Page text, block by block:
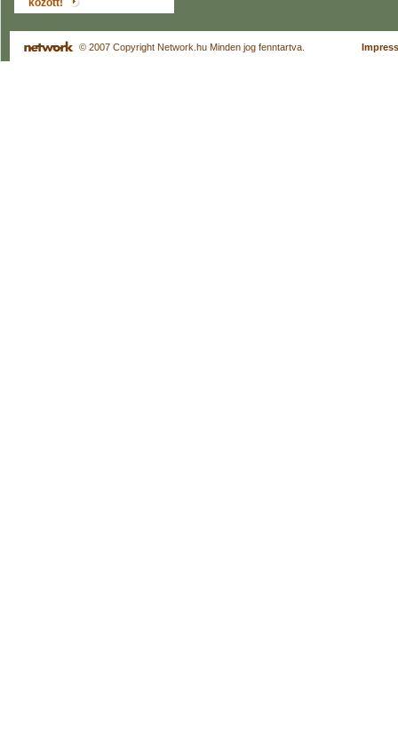
között!
© 2007 Copyright Network.hu Minden jog fenntartva.